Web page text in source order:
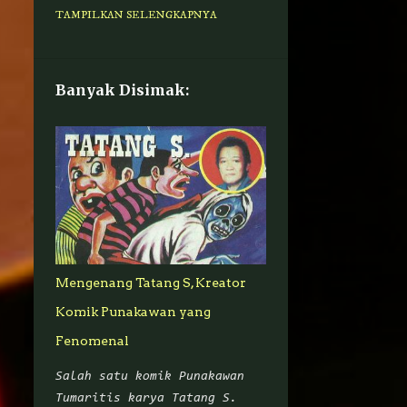
MARVEL AHYA-HALIMAH
CIKALONG
FIGUR-PUBLIK AVENGERS
GADIS-API JEPANG
NI-PUTU-TRESNA
RANDAL-BUTAR-BUTAR
SUPERHERO-AMERIKA
ACTION-FIGURE BERITA
TAMPILKAN SELENGKAPNYA
Banyak Disimak:
Mengenang Tatang S, Kreator
Komik Punakawan yang
Fenomenal
Salah satu komik Punakawan
Tumaritis karya Tatang S.